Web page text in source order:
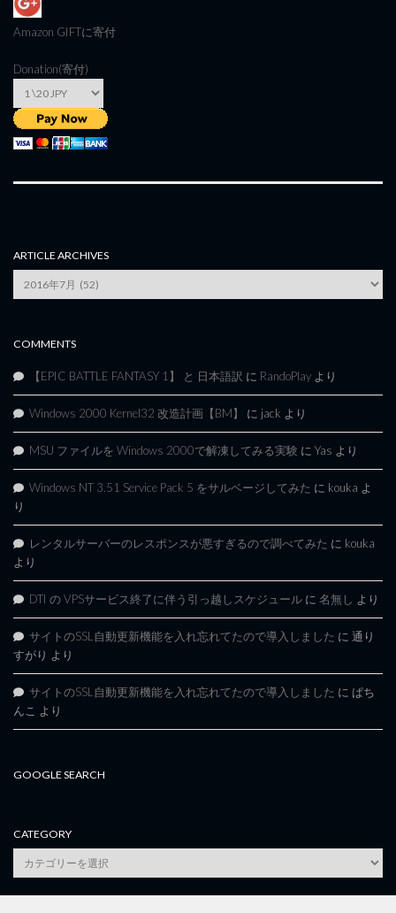
Amazon GIFTに寄付
Donation(寄付)
ARTICLE ARCHIVES
Article
Archives
COMMENTS
【EPIC BATTLE FANTASY 1】 と 日本語訳 に RandoPlay より
Windows 2000 Kernel32 改造計画【BM】 に jack より
MSU ファイルを Windows 2000で解凍してみる実験 に Yas より
Windows NT 3.51 Service Pack 5 をサルベージしてみた に kouka よ
り
レンタルサーバーのレスポンスが悪すぎるので調べてみた に kouka
より
DTI の VPSサービス終了に伴う引っ越しスケジュール に 名無し より
サイトのSSL自動更新機能を入れ忘れてたので導入しました に 通り
すがり より
サイトのSSL自動更新機能を入れ忘れてたので導入しました に ぱち
んこ より
GOOGLE SEARCH
CATEGORY
category